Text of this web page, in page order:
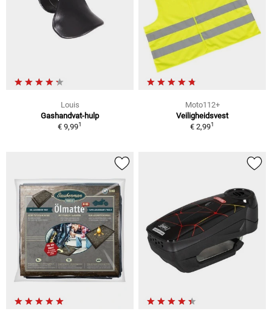
Louis
Gashandvat-hulp
€ 9,991
Moto112+
Veiligheidsvest
€ 2,991